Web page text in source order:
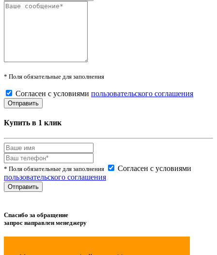
* Поля обязательные для заполнения
Согласен с условиями пользовательского соглашения
Купить в 1 клик
* Поля обязательные для заполнения
Согласен с условиями
пользовательского соглашения
Спасибо за обращение
запрос направлен менеджеру